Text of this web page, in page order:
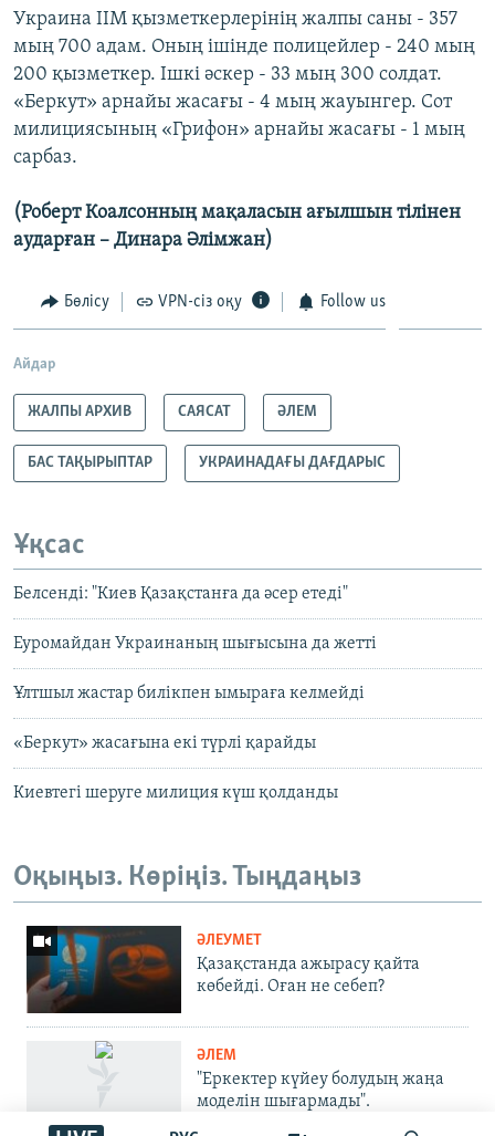
Украина ІІМ қызметкерлерінің жалпы саны - 357
мың 700 адам. Оның ішінде полицейлер - 240 мың
200 қызметкер. Ішкі әскер - 33 мың 300 солдат.
«Беркут» арнайы жасағы - 4 мың жауынгер. Сот
милициясының «Грифон» арнайы жасағы - 1 мың
сарбаз.
(Роберт Коалсонның мақаласын ағылшын тілінен
аударған – Динара Әлімжан)
Бөлісу VPN-сіз оқу Follow us
Айдар
ЖАЛПЫ АРХИВ САЯСАТ ӘЛЕМ
БАС ТАҚЫРЫПТАР УКРАИНАДАҒЫ ДАҒДАРЫС
Ұқсас
Белсенді: "Киев Қазақстанға да әсер етеді"
Еуромайдан Украинаның шығысына да жетті
Ұлтшыл жастар билікпен ымыраға келмейді
«Беркут» жасағына екі түрлі қарайды
Киевтегі шеруге милиция күш қолданды
Оқыңыз. Көріңіз. Тыңдаңыз
ӘЛЕУМЕТ
Қазақстанда ажырасу қайта
көбейді. Оған не себеп?
ӘЛЕМ
"Еркектер күйеу болудың жаңа
моделін шығармады".